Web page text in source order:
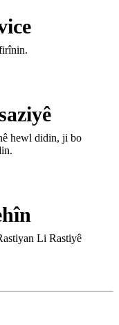
hewl didin, ji bo
Li Rastiyê